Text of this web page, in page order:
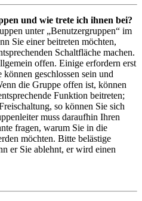
und wie trete ich ihnen bei?
unter „Benutzergruppen“ im
Sie einer beitreten möchten,
Schaltfläche machen.
offen. Einige erfordern erst
geschlossen sein und
die Gruppe offen ist, können
Funktion beitreten;
so können Sie sich
muss daraufhin Ihren
fragen, warum Sie in die
möchten. Bitte belästige
er Sie ablehnt, er wird einen